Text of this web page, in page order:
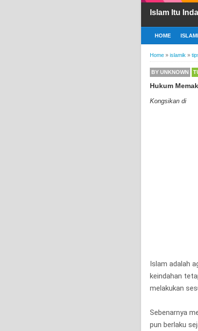
Islam Itu
HOME
Home » islamik »
BY UNKNOWN
Hukum
Kongsikan di
Islam adalah
keindahan
melakukan
Sebenarnya
pun berlaku